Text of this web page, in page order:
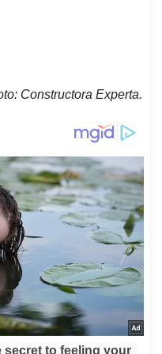
Constructora Experta.